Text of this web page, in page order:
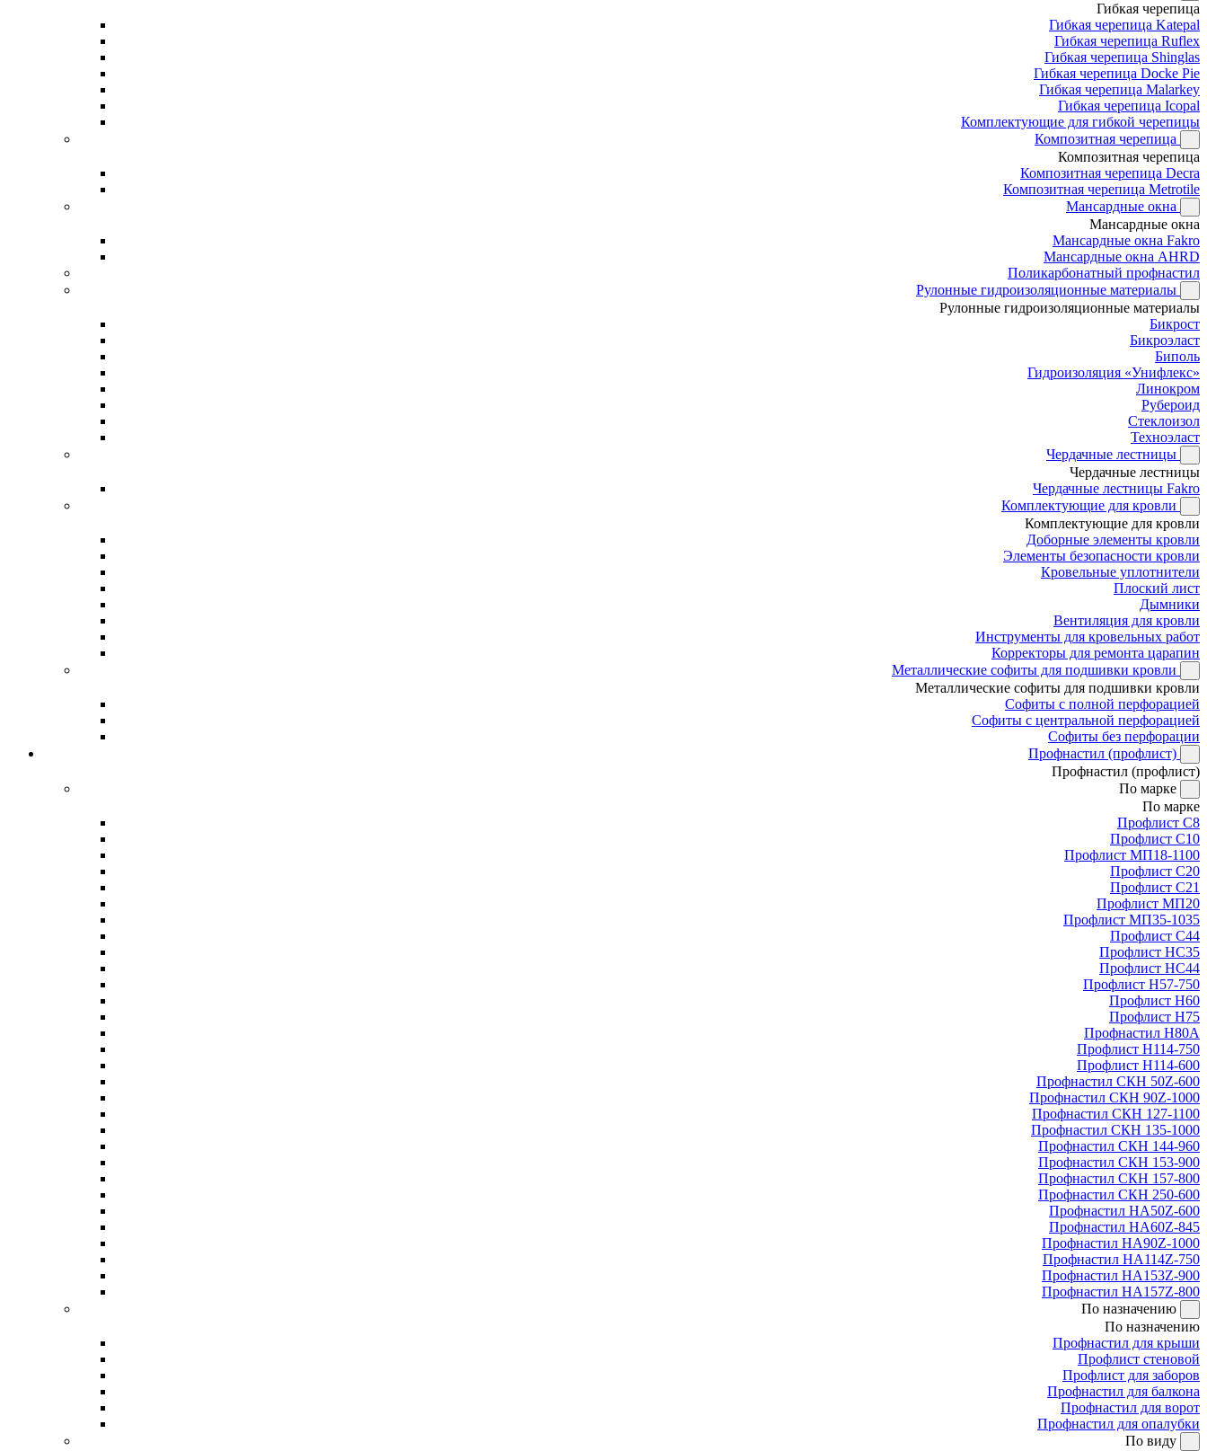
Гибкая черепица
Гибкая черепица Katepal
Гибкая черепица Ruflex
Гибкая черепица Shinglas
Гибкая черепица Docke Pie
Гибкая черепица Malarkey
Гибкая черепица Icopal
Комплектующие для гибкой черепицы
Композитная черепица
Композитная черепица
Композитная черепица Decra
Композитная черепица Metrotile
Мансардные окна
Мансардные окна
Мансардные окна Fakro
Мансардные окна AHRD
Поликарбонатный профнастил
Рулонные гидроизоляционные материалы
Рулонные гидроизоляционные материалы
Бикрост
Бикроэласт
Биполь
Гидроизоляция «Унифлекс»
Линокром
Рубероид
Стеклоизол
Техноэласт
Чердачные лестницы
Чердачные лестницы
Чердачные лестницы Fakro
Комплектующие для кровли
Комплектующие для кровли
Доборные элементы кровли
Элементы безопасности кровли
Кровельные уплотнители
Плоский лист
Дымники
Вентиляция для кровли
Инструменты для кровельных работ
Корректоры для ремонта царапин
Металлические софиты для подшивки кровли
Металлические софиты для подшивки кровли
Софиты с полной перфорацией
Софиты с центральной перфорацией
Софиты без перфорации
Профнастил (профлист)
Профнастил (профлист)
По марке
По марке
Профлист С8
Профлист С10
Профлист МП18-1100
Профлист С20
Профлист С21
Профлист МП20
Профлист МП35-1035
Профлист С44
Профлист НС35
Профлист НС44
Профлист Н57-750
Профлист Н60
Профлист Н75
Профнастил Н80А
Профлист Н114-750
Профлист Н114-600
Профнастил СКН 50Z-600
Профнастил СКН 90Z-1000
Профнастил СКН 127-1100
Профнастил СКН 135-1000
Профнастил СКН 144-960
Профнастил СКН 153-900
Профнастил СКН 157-800
Профнастил СКН 250-600
Профнастил НА50Z-600
Профнастил НА60Z-845
Профнастил НА90Z-1000
Профнастил НА114Z-750
Профнастил НА153Z-900
Профнастил НА157Z-800
По назначению
По назначению
Профнастил для крыши
Профлист стеновой
Профлист для заборов
Профнастил для балкона
Профнастил для ворот
Профнастил для опалубки
По виду